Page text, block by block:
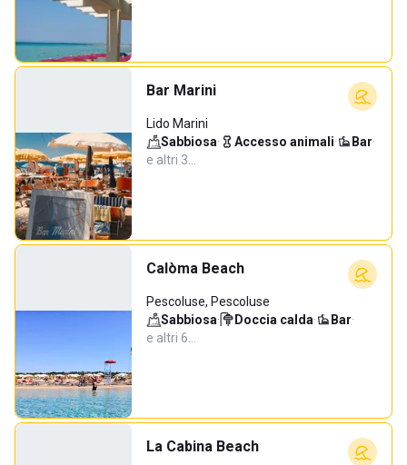
Bar Marini
Lido Marini
Sabbiosa· Accesso animali· Bar·
e altri 3…
Calòma Beach
Pescoluse, Pescoluse
Sabbiosa· Doccia calda· Bar·
e altri 6…
La Cabina Beach